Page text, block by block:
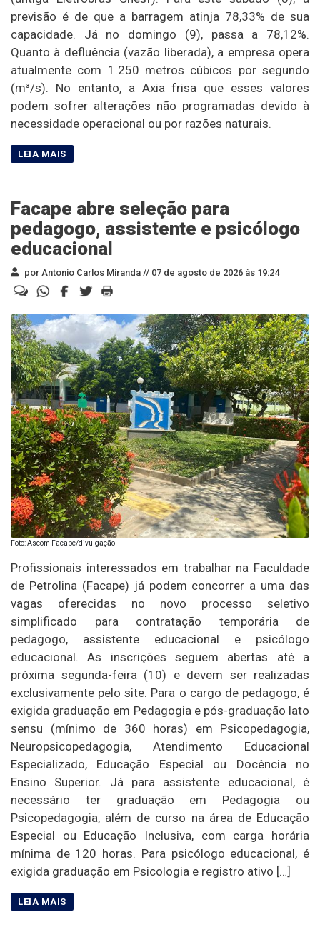
previsão é de que a barragem atinja 78,33% de sua
capacidade. Já no domingo (9), passa a 78,12%.
Quanto à defluência (vazão liberada), a empresa opera
atualmente com 1.250 metros cúbicos por segundo
(m³/s). No entanto, a Axia frisa que esses valores
podem sofrer alterações não programadas devido à
necessidade operacional ou por razões naturais.
Facape abre seleção para
pedagogo, assistente e psicólogo
educacional
por Antonio Carlos Miranda // 07 de agosto de 2026 às 19:24
Foto: Ascom Facape/divulgação
Profissionais interessados em trabalhar na Faculdade
de Petrolina (Facape) já podem concorrer a uma das
vagas oferecidas no novo processo seletivo
simplificado para contratação temporária de
pedagogo, assistente educacional e psicólogo
educacional. As inscrições seguem abertas até a
próxima segunda-feira (10) e devem ser realizadas
exclusivamente pelo site. Para o cargo de pedagogo, é
exigida graduação em Pedagogia e pós-graduação lato
sensu (mínimo de 360 horas) em Psicopedagogia,
Neuropsicopedagogia, Atendimento Educacional
Especializado, Educação Especial ou Docência no
Ensino Superior. Já para assistente educacional, é
necessário ter graduação em Pedagogia ou
Psicopedagogia, além de curso na área de Educação
Especial ou Educação Inclusiva, com carga horária
mínima de 120 horas. Para psicólogo educacional, é
exigida graduação em Psicologia e registro ativo […]